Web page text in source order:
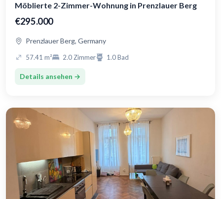
Möblierte 2-Zimmer-Wohnung in Prenzlauer Berg
€295.000
Prenzlauer Berg, Germany
57.41 m² 2.0 Zimmer 1.0 Bad
Details ansehen →